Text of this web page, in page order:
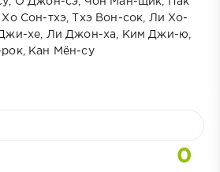
Сон-тхэ, Тхэ Вон-сок, Ли Хо-
хе, Ли Джон-ха, Ким Джи-ю,
Кан Мён-су
0